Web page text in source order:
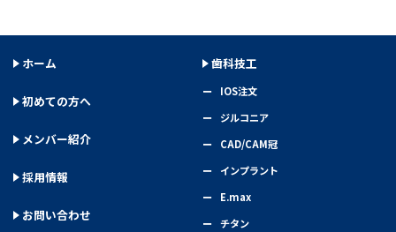
ホーム
初めての方へ
メンバー紹介
採用情報
お問い合わせ
歯科技工
IOS注文
ジルコニア
CAD/CAM冠
インプラント
E.max
チタン